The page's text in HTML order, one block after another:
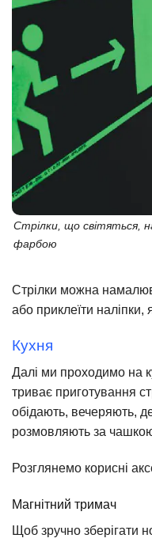
Стрілки, що світяться,
фарбою
Стрілки можна
або приклеїти наліпки,
Кухня
Далі ми проходимо на
триває приготування
обідають, вечеряють,
розмовляють за
Розглянемо корисні
Магнітний тримач
Щоб зручно зберігати